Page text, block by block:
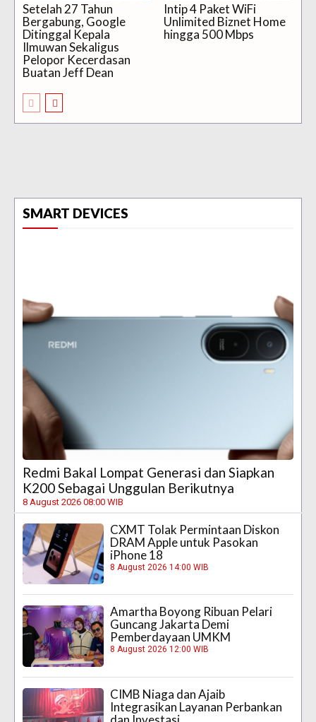
Setelah 27 Tahun
Bergabung, Google
Ditinggal Kepala
Ilmuwan Sekaligus
Pelopor Kecerdasan
Buatan Jeff Dean
Intip 4 Paket WiFi
Unlimited Biznet Home
hingga 500 Mbps
SMART DEVICES
Redmi Bakal Lompat Generasi dan Siapkan
K200 Sebagai Unggulan Berikutnya
8 August 2026 08:00 WIB
CXMT Tolak Permintaan Diskon
DRAM Apple untuk Pasokan
iPhone 18
8 August 2026 14:00 WIB
Amartha Boyong Ribuan Pelari
Guncang Jakarta Demi
Pemberdayaan UMKM
8 August 2026 12:00 WIB
CIMB Niaga dan Ajaib
Integrasikan Layanan Perbankan